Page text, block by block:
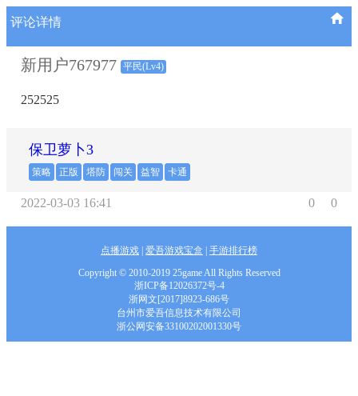
评论详情
新用户767977 平民(Lv4)
252525
保卫萝卜3
策略 正版 塔防 闯关 益智 卡通
2022-03-03 16:41 0 0
点播游戏 爱吾游戏宝盒
手游排行榜
Copyright © 2010-2019 25game All Rights Reserved
浙ICP备12026372号-4
浙网文[2017]8923-686号
台州市爱吾信息技术有限公司
浙公网安备33100202001330号